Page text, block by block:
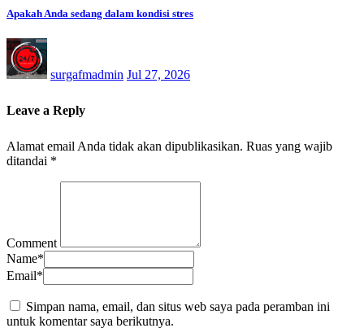
Apakah Anda sedang dalam kondisi stres
surgafmadmin Jul 27, 2026
Leave a Reply
Alamat email Anda tidak akan dipublikasikan. Ruas yang wajib
ditandai *
Comment
Name*
Email*
Simpan nama, email, dan situs web saya pada peramban ini
untuk komentar saya berikutnya.